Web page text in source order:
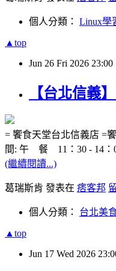
個人分類： Linux學
▲top
Jun 26 Fri 2026 23:00
【台北信義
= 饗食天堂台北信義店 =
間: 午 餐 11：30 - 14：
(繼續閱讀...)
葛瑞斯肯 發表在 痞客邦
個人分類： 台北美
▲top
Jun 17 Wed 2026